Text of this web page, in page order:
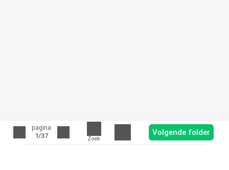
pagina
1/37 Zoek
Volgende folder